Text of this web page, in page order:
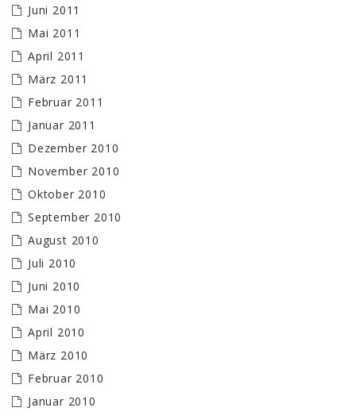
Juni 2011
Mai 2011
April 2011
März 2011
Februar 2011
Januar 2011
Dezember 2010
November 2010
Oktober 2010
September 2010
August 2010
Juli 2010
Juni 2010
Mai 2010
April 2010
März 2010
Februar 2010
Januar 2010